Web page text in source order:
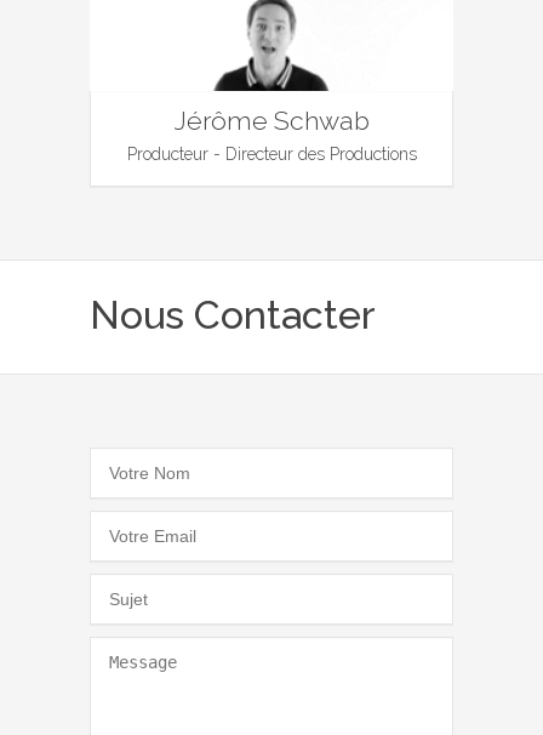
Jérôme Schwab
Producteur - Directeur des Productions
Nous Contacter